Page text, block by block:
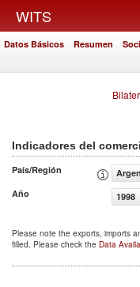
WITS
Datos Básicos Resumen
Indicadores del
País/Región
Año
1998
Please note the exports, imports
filled. Please check the Data